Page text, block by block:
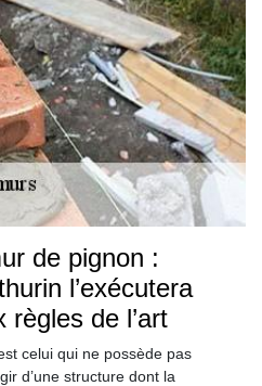
de pignon :
l’exécutera
règles de l’art
celui qui ne possède pas
d’une structure dont la